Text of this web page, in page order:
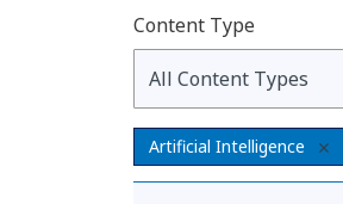
Content Type
Artificial Intelligence